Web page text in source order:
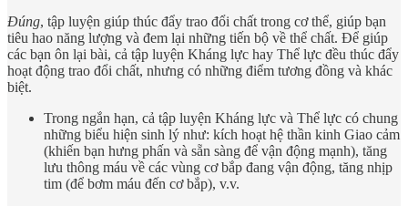
Đúng, tập luyện giúp thúc đẩy trao đổi chất trong cơ thể, giúp bạn
tiêu hao năng lượng và đem lại những tiến bộ về thể chất. Để giúp
các bạn ôn lại bài, cả tập luyện Kháng lực hay Thể lực đều thúc đẩy
hoạt động trao đổi chất, nhưng có những điểm tương đồng và khác
biệt.
Trong ngắn hạn, cả tập luyện Kháng lực và Thể lực có chung
những biểu hiện sinh lý như: kích hoạt hệ thần kinh Giao cảm
(khiến bạn hưng phấn và sẵn sàng để vận động mạnh), tăng
lưu thông máu về các vùng cơ bắp đang vận động, tăng nhịp
tim (để bơm máu đến cơ bắp), v.v.